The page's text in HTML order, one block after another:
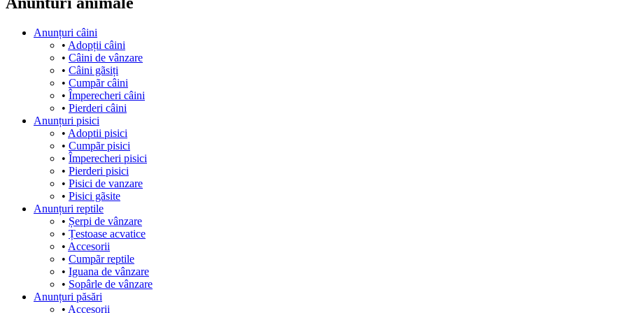
Anunțuri câini
• Adopții câini
• Câini de vânzare
• Câini gãsiți
• Cumpãr câini
• Împerecheri câini
• Pierderi câini
Anunțuri pisici
• Adoptii pisici
• Cumpãr pisici
• Împerecheri pisici
• Pierderi pisici
• Pisici de vanzare
• Pisici gãsite
Anunțuri reptile
• Șerpi de vânzare
• Țestoase acvatice
• Accesorii
• Cumpãr reptile
• Iguana de vânzare
• Sopârle de vânzare
Anunțuri păsări
• Accesorii